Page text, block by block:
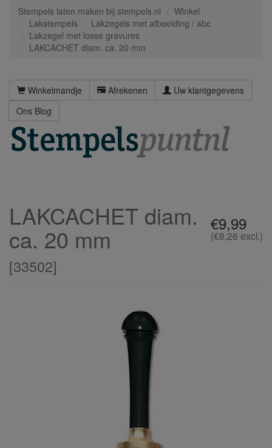
Stempels laten maken bij stempels.nl
Winkel
Lakstempels
Lakzegels met afbeelding / abc
Lakzegel met losse gravures
LAKCACHET diam. ca. 20 mm
Winkelmandje Afrekenen
Uw klantgegevens
Ons Blog
€9,99
(€8,26 excl.)
LAKCACHET diam.
ca. 20 mm
[33502]